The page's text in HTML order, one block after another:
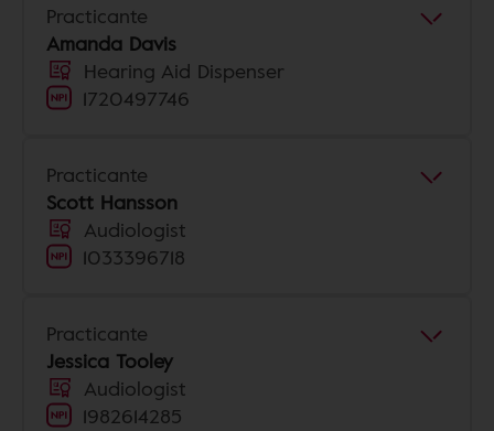
Practicante
Amanda Davis
Hearing Aid Dispenser
1720497746
Practicante
Scott Hansson
Audiologist
1033396718
Practicante
Jessica Tooley
Audiologist
1982614285